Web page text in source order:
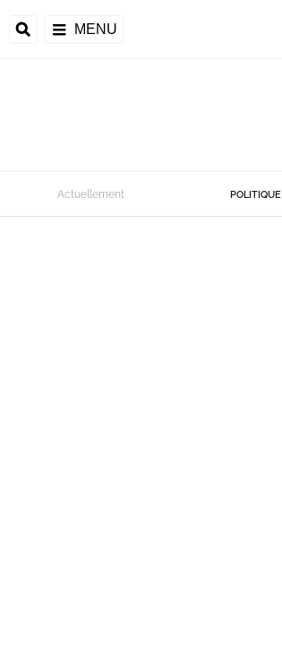
MENU
Actuellement POLITIQUE